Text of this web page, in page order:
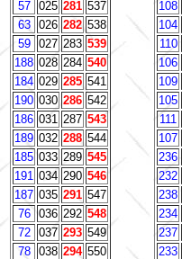
57
025 281 537
63
026 282 538
59
027 283 539
188 028 284 540
184 029 285 541
190 030 286 542
186 031 287 543
189 032 288 544
185 033 289 545
191 034 290 546
187 035 291 547
76
036 292 548
72
037 293 549
78
038 294 550
108
104
110
106
109
105
111
107
236
232
238
234
237
233